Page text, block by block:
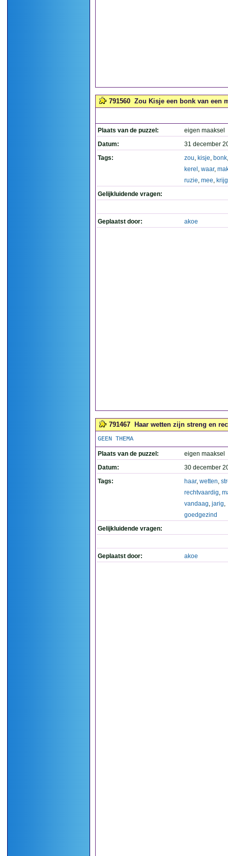
791560 Zou Kisje een bonk van een
Plaats van de puzzel:
eigen maaksel
Datum:
31 december
Tags:
zou, kisje, bonk
kerel , waar,
ruzie, mee,
Gelijkluidende vragen:
Geplaatst door: akoe
791467 Haar wetten zijn streng en
GEEN THEMA
Plaats van de puzzel:
eigen maaksel
Datum:
30 december
Tags:
haar, wetten,
rechtvaardig,
vandaag, jarig,
goedgezind
Gelijkluidende vragen:
Geplaatst door: akoe